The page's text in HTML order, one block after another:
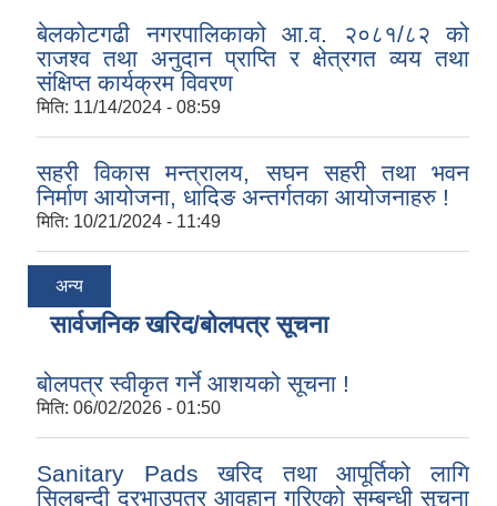
बेलकोटगढी नगरपालिकाको आ.व. २०८१/८२ को
राजश्व तथा अनुदान प्राप्ति र क्षेत्रगत व्यय तथा
संक्षिप्त कार्यक्रम विवरण
मिति: 11/14/2024 - 08:59
सहरी विकास मन्त्रालय, सघन सहरी तथा भवन
निर्माण आयोजना, धादिङ अन्तर्गतका आयोजनाहरु !
मिति: 10/21/2024 - 11:49
अन्य
सार्वजनिक खरिद/बोलपत्र सूचना
बोलपत्र स्वीकृत गर्ने आशयको सूचना !
मिति: 06/02/2026 - 01:50
Sanitary Pads खरिद तथा आपूर्तिको लागि
सिलबन्दी दरभाउपत्र आवहान गरिएको सम्बन्धी सूचना